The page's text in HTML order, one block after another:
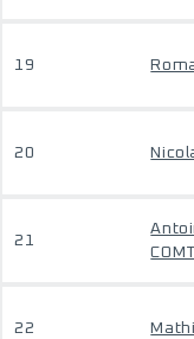
19
20
21
22